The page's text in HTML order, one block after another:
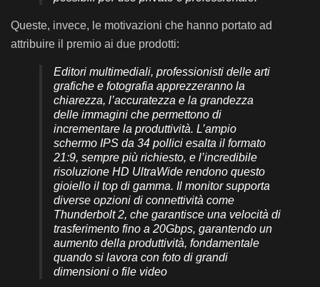
Queste, invece, le motivazioni che hanno portato ad
attribuire il premio ai due prodotti:
Editori multimediali, professionisti delle arti
grafiche e fotografia apprezzeranno la
chiarezza, l’accuratezza e la grandezza
delle immagini che permettono di
incrementare la produttività. L’ampio
schermo IPS da 34 pollici esalta il formato
21:9, sempre più richiesto, e l’incredibile
risoluzione HD UltraWide rendono questo
gioiello il top di gamma. Il monitor supporta
diverse opzioni di connettività come
Thunderbolt 2, che garantisce una velocità di
trasferimento fino a 20Gbps, garantendo un
aumento della produttività, fondamentale
quando si lavora con foto di grandi
dimensioni o file video